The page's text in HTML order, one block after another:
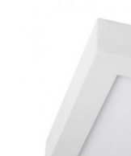
Contacta con